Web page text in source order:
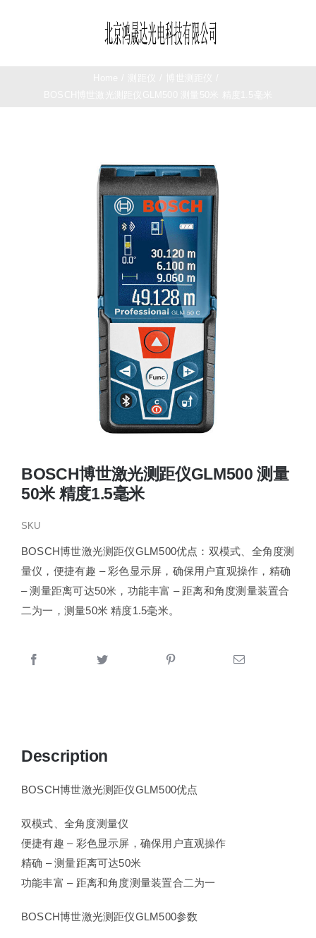
BOSCH博世激光测距仪GLM500 测量
50米 精度1.5毫米
SKU
BOSCH博世激光测距仪GLM500优点：双模式、全角度测
量仪，便捷有趣 – 彩色显示屏，确保用户直观操作，精确
– 测量距离可达50米，功能丰富 – 距离和角度测量装置合
二为一，测量50米 精度1.5毫米。
Description
BOSCH博世激光测距仪GLM500优点
双模式、全角度测量仪
便捷有趣 – 彩色显示屏，确保用户直观操作
精确 – 测量距离可达50米
功能丰富 – 距离和角度测量装置合二为一
BOSCH博世激光测距仪GLM500参数